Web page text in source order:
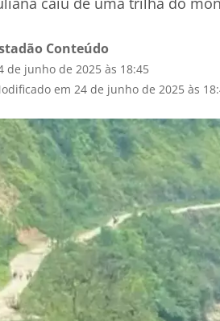
Conteúdo
de junho de 2025 às 18:45
em 24 de junho de 2025 às